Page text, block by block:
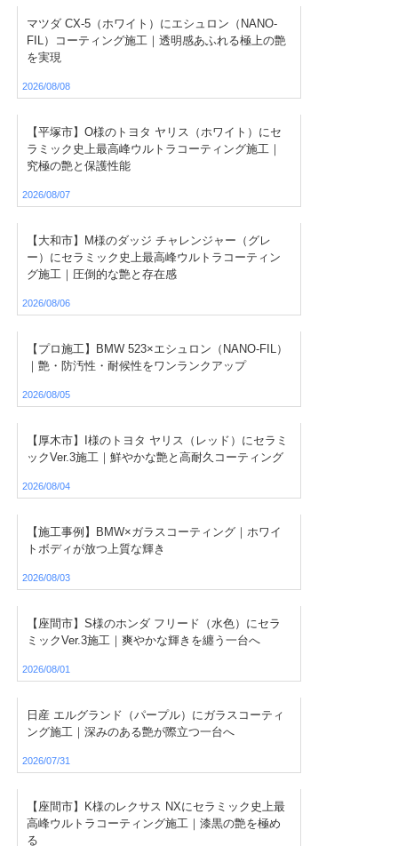
マツダ CX-5（ホワイト）にエシュロン（NANO-
FIL）コーティング施工｜透明感あふれる極上の艶
を実現
2026/08/08
【平塚市】O様のトヨタ ヤリス（ホワイト）にセ
ラミック史上最高峰ウルトラコーティング施工｜
究極の艶と保護性能
2026/08/07
【大和市】M様のダッジ チャレンジャー（グレ
ー）にセラミック史上最高峰ウルトラコーティン
グ施工｜圧倒的な艶と存在感
2026/08/06
【プロ施工】BMW 523×エシュロン（NANO-FIL）
｜艶・防汚性・耐候性をワンランクアップ
2026/08/05
【厚木市】I様のトヨタ ヤリス（レッド）にセラミ
ックVer.3施工｜鮮やかな艶と高耐久コーティング
2026/08/04
【施工事例】BMW×ガラスコーティング｜ホワイ
トボディが放つ上質な輝き
2026/08/03
【座間市】S様のホンダ フリード（水色）にセラ
ミックVer.3施工｜爽やかな輝きを纏う一台へ
2026/08/01
日産 エルグランド（パープル）にガラスコーティ
ング施工｜深みのある艶が際立つ一台へ
2026/07/31
【座間市】K様のレクサス NXにセラミック史上最
高峰ウルトラコーティング施工｜漆黒の艶を極め
る